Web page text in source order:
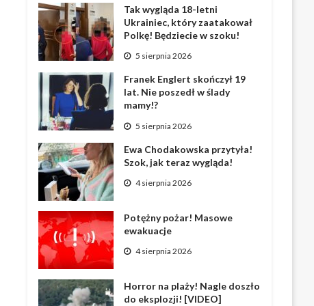
Tak wygląda 18-letni
Ukrainiec, który zaatakował
Polkę! Będziecie w szoku!
5 sierpnia 2026
Franek Englert skończył 19
lat. Nie poszedł w ślady
mamy!?
5 sierpnia 2026
Ewa Chodakowska przytyła!
Szok, jak teraz wygląda!
4 sierpnia 2026
Potężny pożar! Masowe
ewakuacje
4 sierpnia 2026
Horror na plaży! Nagle doszło
do eksplozji! [VIDEO]